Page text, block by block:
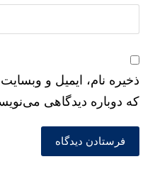
ذخیره نام، ایمیل و
که دوباره دیدگاهی
فرستادن دیدگاه